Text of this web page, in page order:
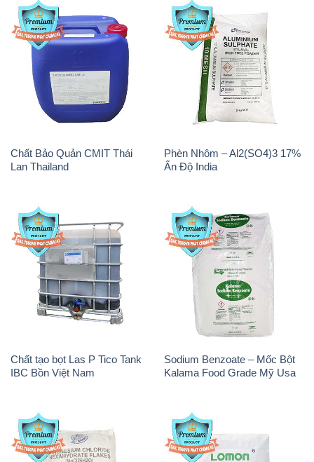
Chất Bảo Quản CMIT Thái
Lan Thailand
Phèn Nhôm – Al2(SO4)3 17%
Ấn Độ India
Chất tạo bọt Las P Tico Tank
IBC Bồn Việt Nam
Sodium Benzoate – Mốc Bột
Kalama Food Grade Mỹ Usa